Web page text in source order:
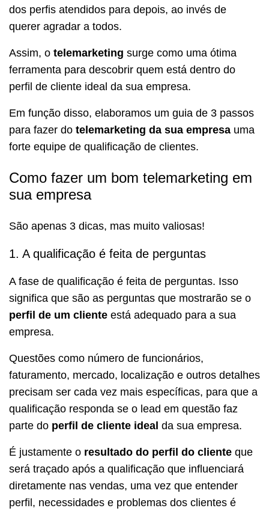
dos perfis atendidos para depois, ao invés de
querer agradar a todos.
Assim, o telemarketing surge como uma ótima
ferramenta para descobrir quem está dentro do
perfil de cliente ideal da sua empresa.
Em função disso, elaboramos um guia de 3 passos
para fazer do telemarketing da sua empresa uma
forte equipe de qualificação de clientes.
Como fazer um bom telemarketing em
sua empresa
São apenas 3 dicas, mas muito valiosas!
1. A qualificação é feita de perguntas
A fase de qualificação é feita de perguntas. Isso
significa que são as perguntas que mostrarão se o
perfil de um cliente está adequado para a sua
empresa.
Questões como número de funcionários,
faturamento, mercado, localização e outros detalhes
precisam ser cada vez mais específicas, para que a
qualificação responda se o lead em questão faz
parte do perfil de cliente ideal da sua empresa.
É justamente o resultado do perfil do cliente que
será traçado após a qualificação que influenciará
diretamente nas vendas, uma vez que entender
perfil, necessidades e problemas dos clientes é